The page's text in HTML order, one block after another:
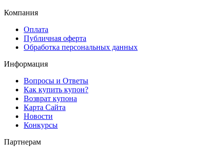
Компания
Оплата
Публичная оферта
Обработка персональных данных
Информация
Вопросы и Ответы
Как купить купон?
Возврат купона
Карта Сайта
Новости
Конкурсы
Партнерам